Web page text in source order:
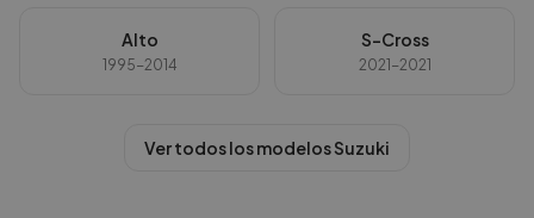
Alto
1995-2014
S-Cross
2021-2021
Ver todos los modelosSuzuki